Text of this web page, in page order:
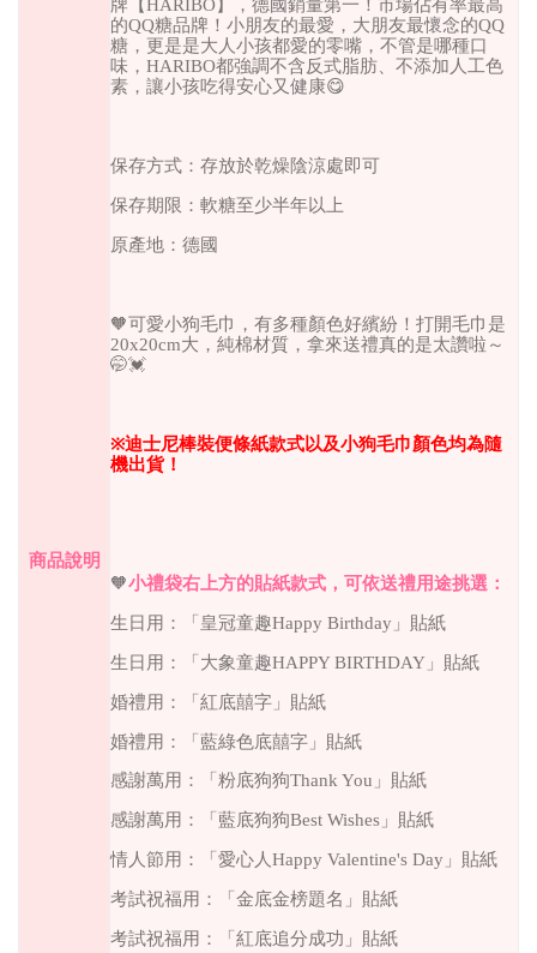
商品說明
牌【HARIBO】，德國銷量第一！市場佔有率最高
的QQ糖品牌！小朋友的最愛，大朋友最懷念的QQ
糖，更是是大人小孩都愛的零嘴，不管是哪種口
味， HARIBO都強調不含反式脂肪、不添加人工色
素，讓小孩吃得安心又健康😋
保存方式：存放於乾燥陰涼處即可
保存期限：軟糖至少半年以上
原產地：德國
🧡可愛小狗毛巾，有多種顏色好繽紛！打開毛巾是
20x20cm大，純棉材質，拿來送禮真的是太讚啦～
🤭💓
※迪士尼棒裝便條紙款式以及小狗毛巾顏色均為隨
機出貨！
🧡小禮袋右上方的貼紙款式，可依送禮用途挑選：
生日用：「皇冠童趣Happy Birthday 」貼紙
生日用：「大象童趣HAPPY BIRTHDAY 」貼紙
婚禮用：「紅底囍字」貼紙
婚禮用：「藍綠色底囍字」貼紙
感謝萬用：「粉底狗狗Thank You 」貼紙
感謝萬用：「藍底狗狗Best Wishes 」貼紙
情人節用：「愛心人Happy Valentine's Day 」貼紙
考試祝福用：「金底金榜題名」貼紙
考試祝福用：「紅底追分成功」貼紙